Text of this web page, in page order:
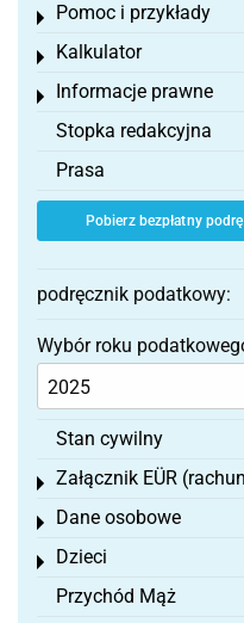
Pomoc i przykłady
Toggle menu
Kalkulator
Toggle menu
Informacje prawne
Toggle menu
Stopka redakcyjna
Prasa
Pobierz bezpłatny
podręcznik podatkowy:
Wybór roku
Stan cywilny
Załącznik EÜR
Toggle menu
Dane osobowe
Toggle menu
Dzieci
Toggle menu
Przychód Mąż